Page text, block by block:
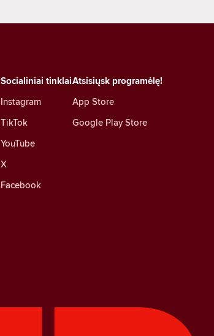
Socialiniai tinklai
Instagram
TikTok
YouTube
X
Facebook
Atsisiųsk programėlę!
App Store
Google Play Store